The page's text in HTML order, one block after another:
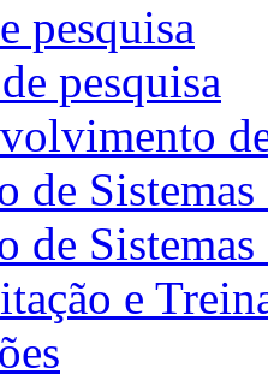
pesquisa
pesquisa
de
de
e